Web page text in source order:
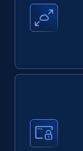
Title, Seller
price,
LinkedIn